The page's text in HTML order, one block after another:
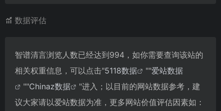
数据评估
智谱清言浏览人数已经达到994，如你需要查询该站的
相关权重信息，可以点击"5118数据 ""爱站数据
""Chinaz数据
"进入；以目前的网站数据参考，建
议大家请以爱站数据为准，更多网站价值评估因素如：